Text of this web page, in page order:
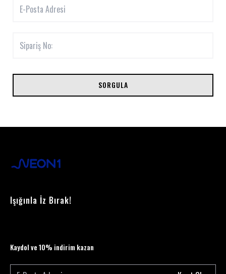
SORGULA
Işığınla İz Bırak!
Kaydol ve 10% indirim kazan